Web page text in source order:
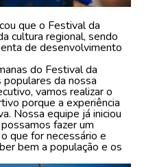
que o Festival da
cultura regional, sendo
de desenvolvimento
do Festival da
populares da nossa
vamos realizar o
porque a experiência
Nossa equipe já iniciou
fazer um
que for necessário e
bem a população e os